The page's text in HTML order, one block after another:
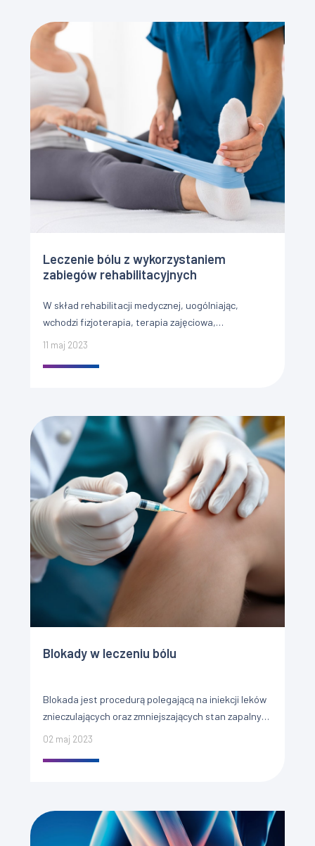
Leczenie bólu z wykorzystaniem
zabiegów rehabilitacyjnych
W skład rehabilitacji medycznej, uogólniając,
wchodzi fizjoterapia, terapia zajęciowa,
fizykoterapia, jak również zaopatrzenie
11 maj 2023
Blokady w leczeniu bólu
Blokada jest procedurą polegającą na iniekcji leków
znieczulających oraz zmniejszających stan zapalny
bezpośrednio w okolicę bólu. Stanowi jedną z
02 maj 2023